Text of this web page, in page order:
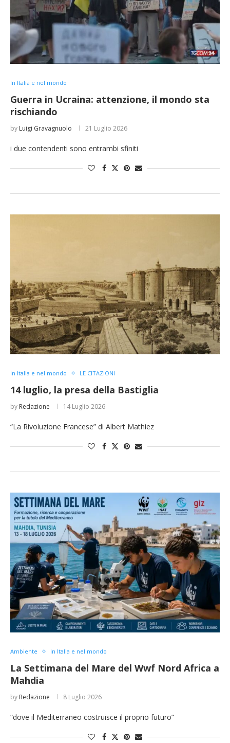
In Italia e nel mondo
Guerra in Ucraina: attenzione, il mondo sta
rischiando
by Luigi Gravagnuolo 21 Luglio 2026
i due contendenti sono entrambi sfiniti
In Italia e nel mondo LE CITAZIONI
14 luglio, la presa della Bastiglia
by Redazione 14 Luglio 2026
“La Rivoluzione Francese” di Albert Mathiez
Ambiente In Italia e nel mondo
La Settimana del Mare del Wwf Nord Africa a
Mahdia
by Redazione 8 Luglio 2026
“dove il Mediterraneo costruisce il proprio futuro”